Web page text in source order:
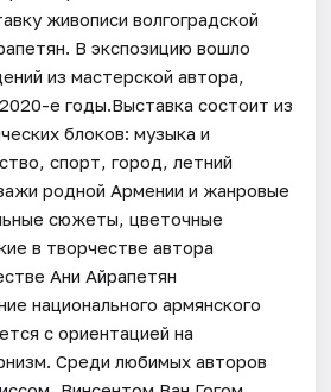
живописи волгоградской
В экспозицию вошло
из мастерской автора,
е годы.Выставка состоит из
блоков: музыка и
спорт, город, летний
родной Армении и жанровые
сюжеты, цветочные
в творчестве автора
Ани Айрапетян
национального армянского
с ориентацией на
Среди любимых авторов